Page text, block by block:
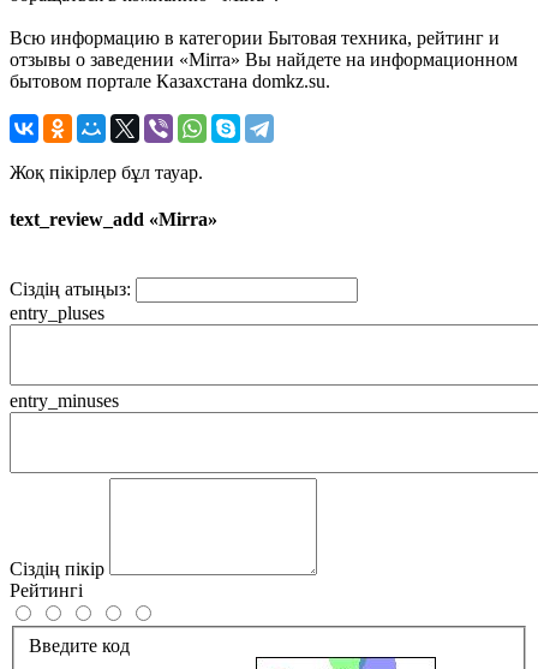
Всю информацию в категории Бытовая техника, рейтинг и
отзывы о заведении «Mirra» Вы найдете на информационном
бытовом портале Казахстана domkz.su.
Жоқ пікірлер бұл тауар.
text_review_add «Mirra»
Сіздің атыңыз:
entry_pluses
entry_minuses
Сіздің пікір
Рейтингі
Введите код